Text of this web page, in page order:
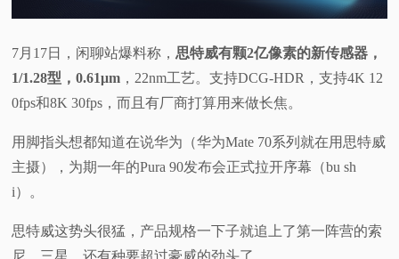
7月17日，闲聊站爆料称， 思特威有颗2亿像素的新传感器，
1/1.28型，0.61μm ，22nm工艺。支持DCG-HDR，支持4K 12
0fps和8K 30fps，而且有厂商打算用来做长焦。
用脚指头想都知道在说华为（华为Mate 70系列就在用思特威
主摄），为期一年的Pura 90发布会正式拉开序幕（bu sh
i）。
思特威这势头很猛，产品规格一下子就追上了第一阵营的索